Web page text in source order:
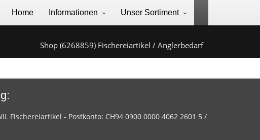
Home Informationen Unser Sortiment
Shop (6268859) Fischereiartikel / Anglerbedarf
Fischereiartikel - Postkonto: CH94 0900 0000 4062 2601 5 /